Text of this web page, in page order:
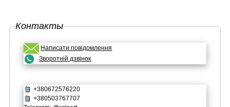
Контакты
Написати повідомлення
Зворотній дзвінок
+380672576220
+380503767707